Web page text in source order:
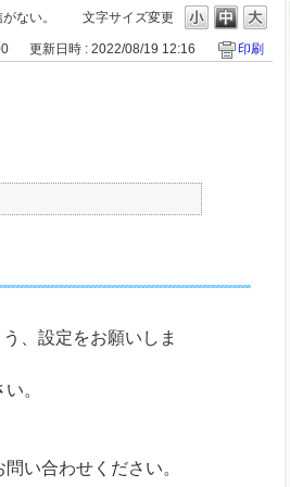
文字サイズ変更
ない。
更新日時 : 2022/08/19 12:16 印刷
、設定をお願いしま
。
い合わせください。